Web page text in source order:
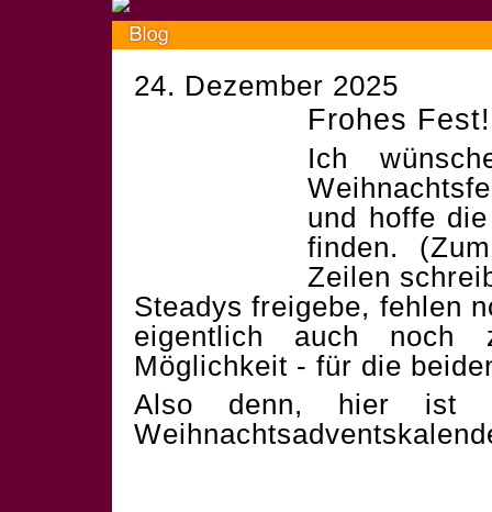
24. Dezember 2025
Frohes Fest!
Ich
und hoffe
finden.
Zeilen
Steadys freigebe, fehlen
eigentlich auch noch
Möglichkeit - für die
Also denn, hier ist